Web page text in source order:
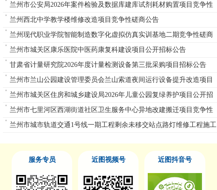
兰州市公安局2026年案件检验及数据库建库试剂耗材购置项目竞争性
磋商公告
兰州西北中学教学楼维修改造项目竞争性磋商公告
兰州现代职业学院智能制造数字化虚拟仿真实训基地二期竞争性磋商
公告
兰州市城关区康乐医院中医药康复科建设项目公开招标公告
甘肃省计量研究院2026年度计量检测设备第三批采购项目招标公告
兰州市兰山公园建设管理委员会兰山索道夜间运行设备提升改造项目
单一来源公告
兰州市城关区住房和城乡建设局2026年儿童公园复绿养护项目公开招
标公告
兰州市七里河区西湖街道社区卫生服务中心异地改建搬迁项目竞争性
磋商公告
兰州市城市轨道交通1号线一期工程剩余未移交站点路灯维修工程施工
服务专员 近图视频号 近图抖音号